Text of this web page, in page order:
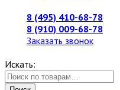
8 (495) 410-68-78
8 (910) 009-68-78
Заказать звонок
Искать: